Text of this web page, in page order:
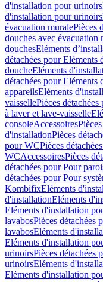
d'installation pour urinoirs
d'installation pour urinoirs
évacuation muralePièces
douches avec évacuation
douchesEléments
détachées pour Eléments
doucheEléments
détachées pour
appareilsEléments
vaissellePièces
à laver et lave-vaisselle
consoleAccessoires
d'installationPièces
pour WCPièces
WCAccessoiresPièces
détachées pour Pour
détachées pour Pour
KombifixEléments
d'installationEléments
Eléments d'installation
lavabosPièces détachées
lavabosEléments
Eléments d'installation
urinoirsPièces détachées
urinoirsEléments
Eléments d'installation